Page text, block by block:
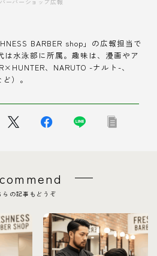
BARBER shop」の広報担当で
は水泳部に所属。趣味は、漫画やア
、NARUTO -ナルト-、
）。
らの記事もどうぞ